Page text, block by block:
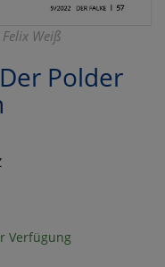
Weiß
Polder
Verfügung
Haupptseite